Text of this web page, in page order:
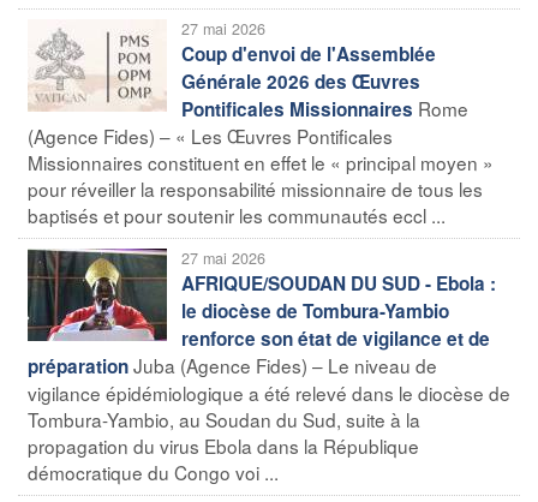
27 mai 2026
Coup d'envoi de l'Assemblée
Générale 2026 des Œuvres
Pontificales Missionnaires Rome
(Agence Fides) – « Les Œuvres Pontificales
Missionnaires constituent en effet le « principal moyen »
pour réveiller la responsabilité missionnaire de tous les
baptisés et pour soutenir les communautés eccl ...
27 mai 2026
AFRIQUE/SOUDAN DU SUD - Ebola :
le diocèse de Tombura-Yambio
renforce son état de vigilance et de
préparationJuba (Agence Fides) – Le niveau de
vigilance épidémiologique a été relevé dans le diocèse de
Tombura-Yambio, au Soudan du Sud, suite à la
propagation du virus Ebola dans la République
démocratique du Congo voi ...